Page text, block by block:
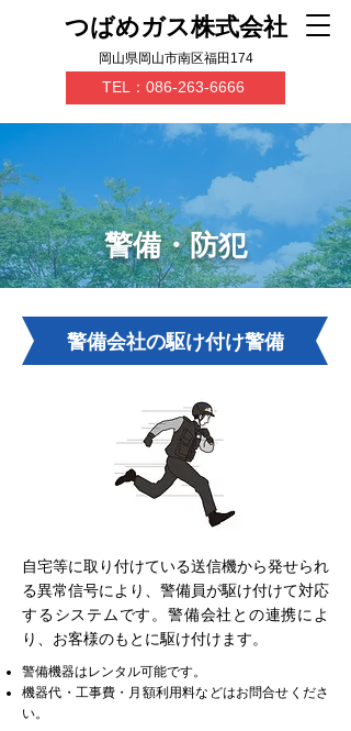
つばめガス株式会社
岡山県岡山市南区福田174
TEL：086-263-6666
警備・防犯
警備会社の駆け付け警備
自宅等に取り付けている送信機から発せられ
る異常信号により、警備員が駆け付けて対応
するシステムです。警備会社との連携によ
り、お客様のもとに駆け付けます。
警備機器はレンタル可能です。
機器代・工事費・月額利用料などはお問合せくださ
い。